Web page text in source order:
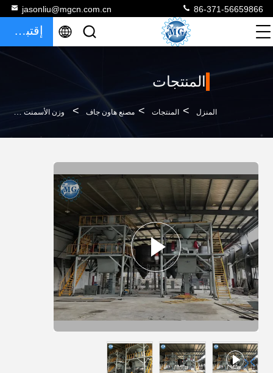
jasonliu@mgcn.com.cn 86-371-56659866
إقتباس
المنتجات
المنزل > المنتجات > مصنع هاون جاف > وزن الأسمنت 25t / H معدات خلط الملاط الجاف